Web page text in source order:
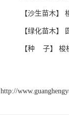
【沙生苗木】
【绿化苗木】
【种 子】 梭
http://